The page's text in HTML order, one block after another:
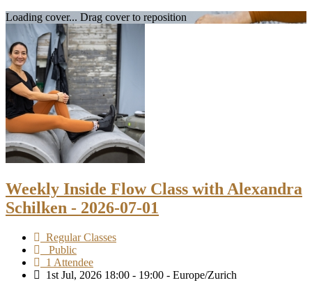
Loading cover... Drag cover to reposition
Weekly Inside Flow Class with Alexandra
Schilken - 2026-07-01
Regular Classes
Public
1 Attendee
1st Jul, 2026 18:00 - 19:00 - Europe/Zurich